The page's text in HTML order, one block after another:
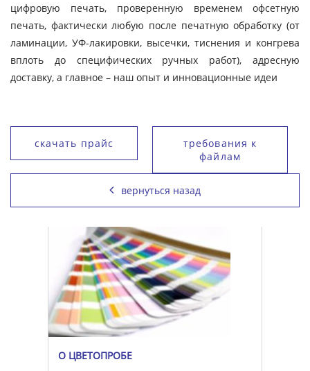
цифровую печать, проверенную временем офсетную
печать, фактически любую после печатную обработку (от
ламинации, УФ-лакировки, высечки, тиснения и конгрева
вплоть до специфических ручных работ), адресную
доставку, а главное – наш опыт и инновационные идеи
скачать прайс
требования к
файлам
вернуться назад
О ЦВЕТОПРОБЕ